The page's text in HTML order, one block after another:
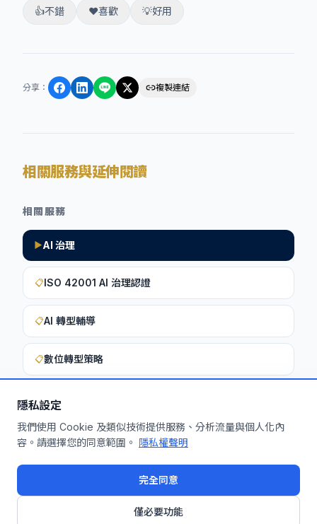
隱私設定
我們使用 Cookie 及類似技術提供服務、分析流量與個人化內
容。請選擇您的同意範圍。 隱私權聲明
完全同意
僅必要功能
👍不錯 ❤️喜歡 💡好用
分享 ： 複製連結
相關服務與延伸閱讀
相關服務
▶AI 治理
📋ISO 42001 AI 治理認證
📋AI 轉型輔導
📋數位轉型策略
想深入了解如何將此洞察應用於您的企
業？
申請免費機制診斷